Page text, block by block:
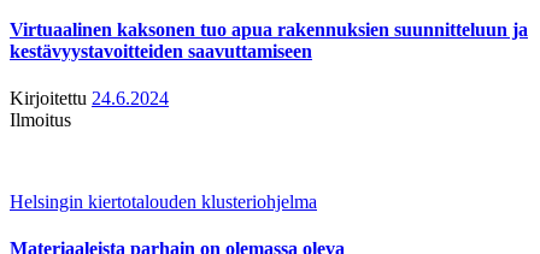
Virtuaalinen kaksonen tuo apua rakennuksien suunnitteluun ja
kestävyystavoitteiden saavuttamiseen
Kirjoitettu 24.6.2024
Ilmoitus
Helsingin kiertotalouden klusteriohjelma
Materiaaleista parhain on olemassa oleva